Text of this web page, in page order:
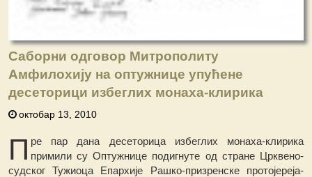
Саборни одговор Митрополиту
Амфилохију на оптужнице упућене
десеторици избеглих монаха-клирика
октобар 13, 2010
П ре пар дана десеторица избеглих монаха-клирика
примили су Оптужнице подигнуте од стране Црквено-
судског Тужиоца Епархије Рашко-призренске протојереја-